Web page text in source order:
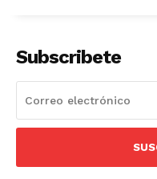
Subscribete